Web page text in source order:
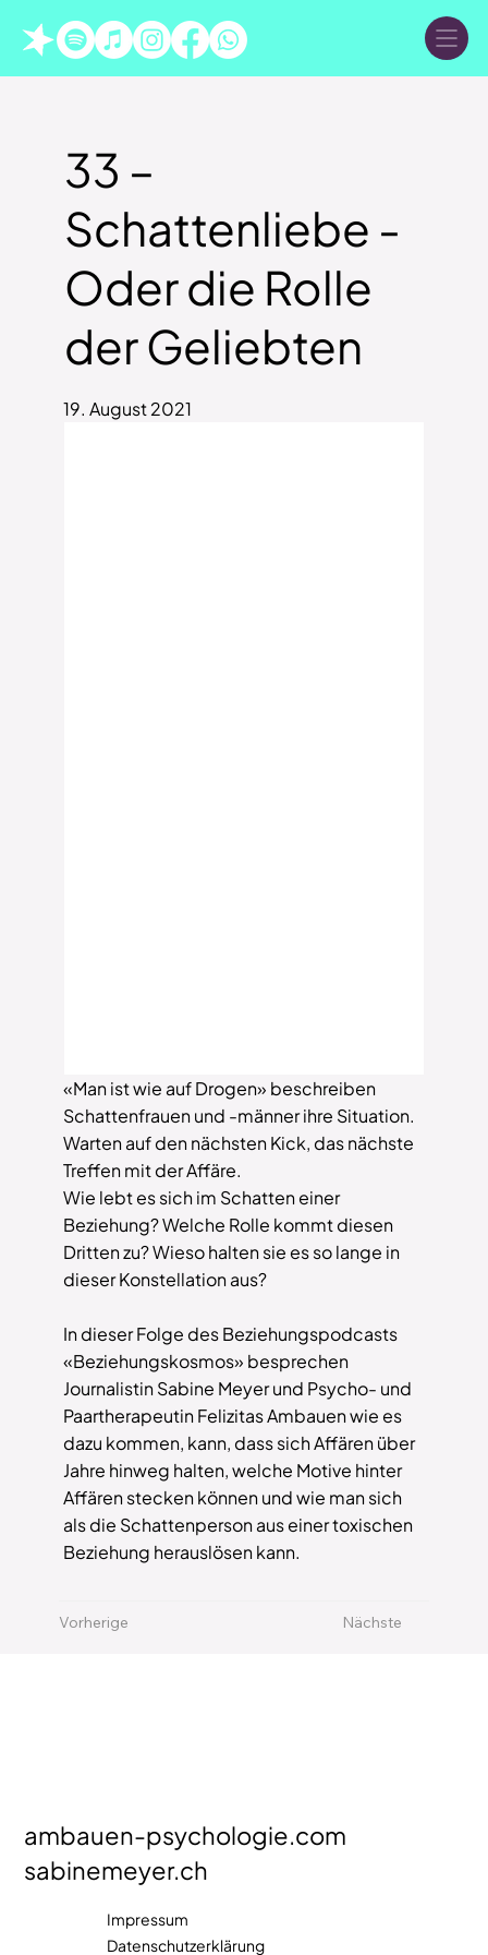
33 –
Schattenliebe -
Oder die Rolle
der Geliebten
19. August 2021
«Man ist wie auf Drogen» beschreiben
Schattenfrauen und -männer ihre Situation.
Warten auf den nächsten Kick, das nächste
Treffen mit der Affäre.
Wie lebt es sich im Schatten einer
Beziehung? Welche Rolle kommt diesen
Dritten zu? Wieso halten sie es so lange in
dieser Konstellation aus?
In dieser Folge des Beziehungspodcasts
«Beziehungskosmos» besprechen
Journalistin Sabine Meyer und Psycho- und
Paartherapeutin Felizitas Ambauen wie es
dazu kommen, kann, dass sich Affären über
Jahre hinweg halten, welche Motive hinter
Affären stecken können und wie man sich
als die Schattenperson aus einer toxischen
Beziehung herauslösen kann.
Vorherige Nächste
ambauen-psychologie.com
sabinemeyer.ch
Impressum
Datenschutzerklärung